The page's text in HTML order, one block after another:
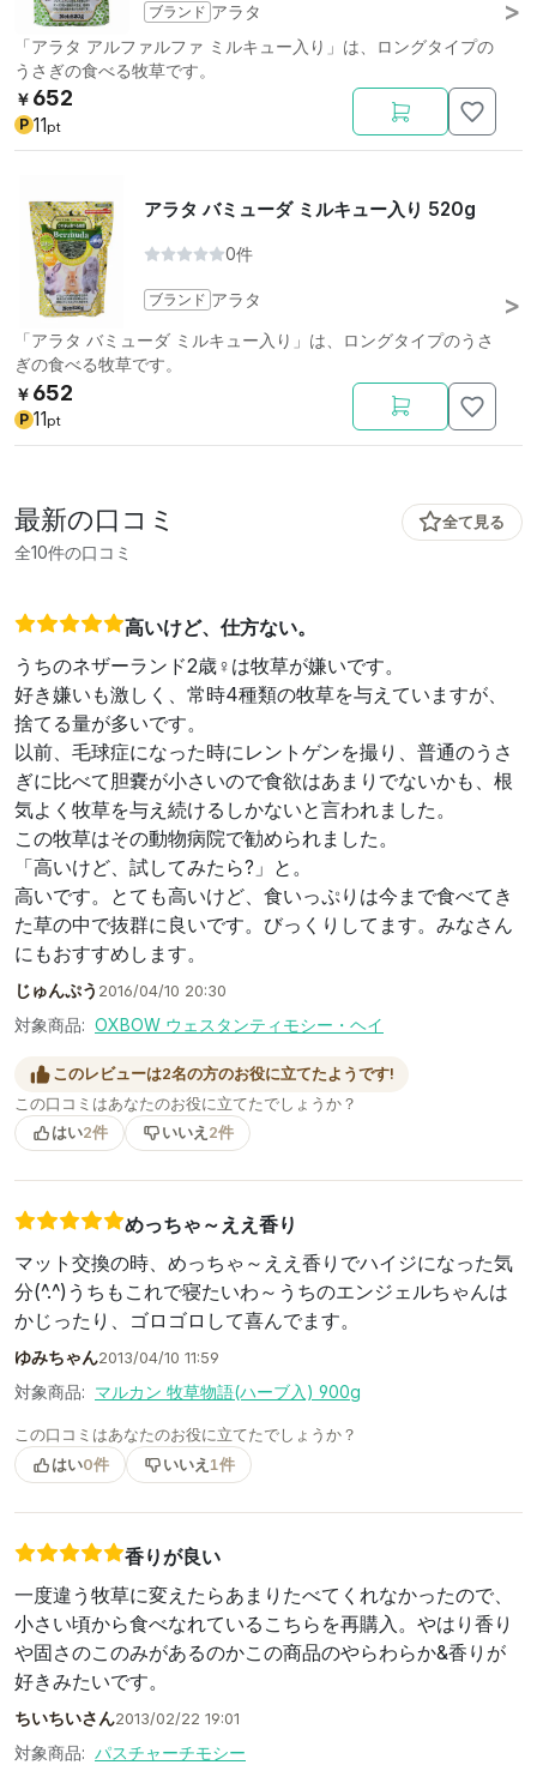
ブランド アラタ
「アラタ アルファルファ ミルキュー入り」は、ロングタイプの
うさぎの食べる牧草です。
￥ 652
P 11pt
アラタ バミューダ ミルキュー入り 520g
0件
ブランド アラタ
「アラタ バミューダ ミルキュー入り」は、ロングタイプのうさ
ぎの食べる牧草です。
￥ 652
P 11pt
最新の口コミ
全10件の口コミ
全て見る
高いけど、仕方ない。
うちのネザーランド2歳♀は牧草が嫌いです。
好き嫌いも激しく、常時4種類の牧草を与えていますが、
捨てる量が多いです。
以前、毛球症になった時にレントゲンを撮り、普通のうさ
ぎに比べて胆嚢が小さいので食欲はあまりでないかも、根
気よく牧草を与え続けるしかないと言われました。
この牧草はその動物病院で勧められました。
「高いけど、試してみたら?」と。
高いです。とても高いけど、食いっぷりは今まで食べてき
た草の中で抜群に良いです。びっくりしてます。みなさん
にもおすすめします。
じゅんぷう 2016/04/10 20:30
対象商品: OXBOW ウェスタンティモシー・ヘイ
このレビューは2名の方のお役に立てたようです!
この口コミはあなたのお役に立てたでしょうか？
はい2件 いいえ 2件
めっちゃ～ええ香り
マット交換の時、めっちゃ～ええ香りでハイジになった気
分(^.^)うちもこれで寝たいわ～うちのエンジェルちゃんは
かじったり、ゴロゴロして喜んでます。
ゆみちゃん2013/04/10 11:59
対象商品: マルカン 牧草物語(ハーブ入) 900g
この口コミはあなたのお役に立てたでしょうか？
はい0件 いいえ 1件
香りが良い
一度違う牧草に変えたらあまりたべてくれなかったので、
小さい頃から食べなれているこちらを再購入。やはり香り
や固さのこのみがあるのかこの商品のやらわらか&香りが
好きみたいです。
ちいちいさん2013/02/22 19:01
対象商品: パスチャーチモシー